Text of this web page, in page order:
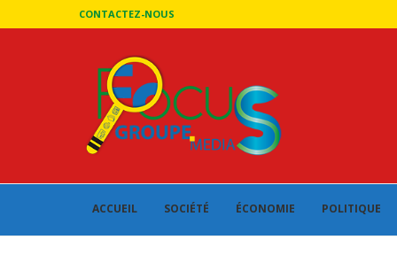
CONTACTEZ-NOUS
ACCUEIL SOCIÉTÉ ÉCONOMIE POLITIQUE